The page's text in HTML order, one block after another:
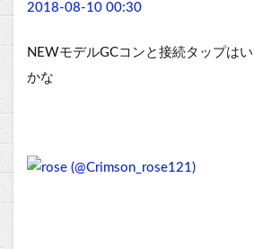
2018-08-10 00:30
NEWモデルGCコンと接続タップは
かな